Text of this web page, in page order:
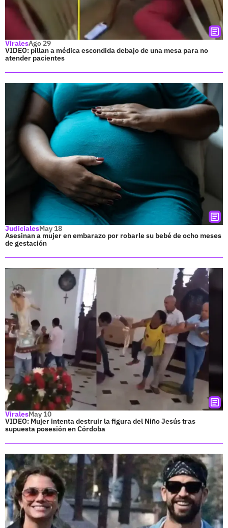
ViralesAgo 29
VIDEO: pillan a médica escondida debajo de una mesa para no
atender pacientes
JudicialesMay 18
Asesinan a mujer en embarazo por robarle su bebé de ocho meses
de gestación
ViralesMay 10
VIDEO: Mujer intenta destruir la figura del Niño Jesús tras
supuesta posesión en Córdoba